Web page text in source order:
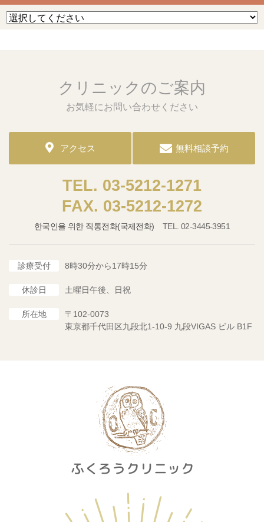
クリニックのご案内
お気軽にお問い合わせください
アクセス 無料相談予約
03-5212-1271
03-5212-1272
한국인을 위한 직통전화(국제전화) 02-3445-3951
診療受付 8時30分から17時15分
休診日 土曜日午後、日祝
所在地
〒102-0073
東京都千代田区九段北1-10-9 九段VIGAS ビル B1F